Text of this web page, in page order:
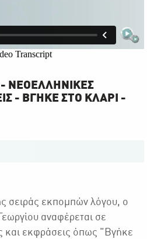
ΝΕΟΕΛΛΗΝΙΚΕΣ
- ΒΓΗΚΕ ΣΤΟ ΚΛΑΡΙ -
σειράς εκπομπών λόγου, ο
αναφέρεται σε
και εκφράσεις όπως "Βγήκε